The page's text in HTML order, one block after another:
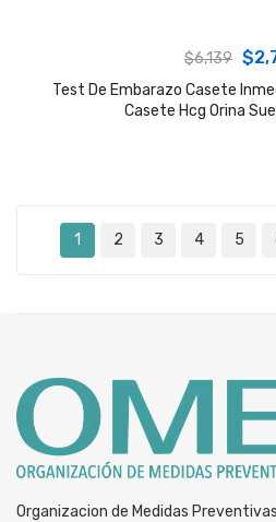
$6,139 $
Test De Embarazo Casete
Casete Hcg Orina
1 2 3 4 5
Organizacion de Medidas